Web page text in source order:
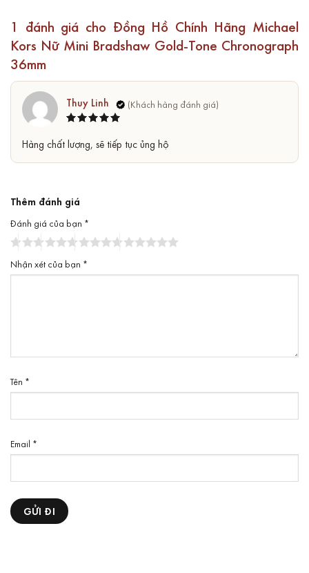
1 đánh giá cho Đồng Hồ Chính Hãng Michael
Kors Nữ Mini Bradshaw Gold-Tone Chronograph
36mm
hạng 55
sao
Thuy Linh
Hàng chất lượng, sẽ tiếp tục ủng hộ
Thêm đánh giá
Đánh giá của bạn *
Nhận xét của bạn *
Tên *
Email *